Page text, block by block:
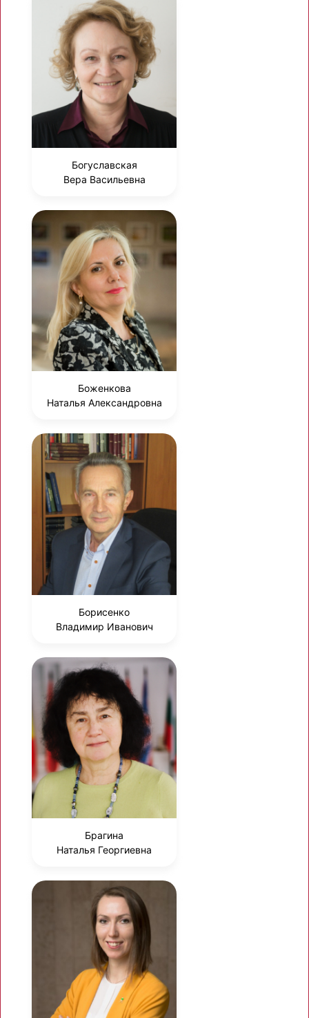
Богуславская
Вера Васильевна
Боженкова
Наталья Александровна
Борисенко
Владимир Иванович
Брагина
Наталья Георгиевна